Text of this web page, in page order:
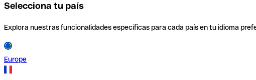
Selecciona tu país
Explora nuestras funcionalidades específicas para cada país en tu idioma
Europe